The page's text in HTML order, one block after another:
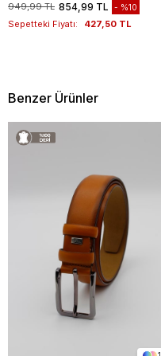
949,99 TL 854,99 TL %10
Sepetteki Fiyatı: 427,50 TL
Benzer Ürünler